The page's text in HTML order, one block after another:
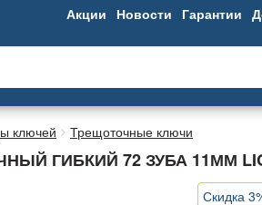
Акции Новости Гарантии
ключей Трещоточные ключи
ГИБКИЙ 72 ЗУБА 11ММ
Скидка